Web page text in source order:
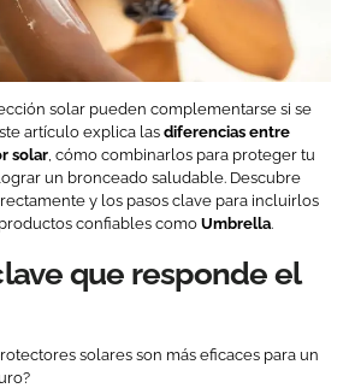
solar pueden complementarse si se
artículo explica las diferencias entre
solar , cómo combinarlos para proteger tu
un bronceado saludable. Descubre
y los pasos clave para incluirlos
confiables como Umbrella.
que responde el
solares son más eficaces para un